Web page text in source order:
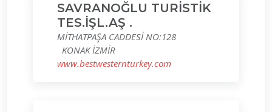
SAVRANOĞLU TURİSTİK
TES.İŞL.AŞ .
MİTHATPAŞA CADDESİ NO:128
KONAK İZMİR
www.bestwesternturkey.com